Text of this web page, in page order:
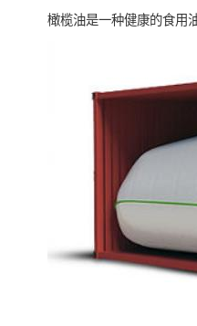
橄榄油是一种健康的食用